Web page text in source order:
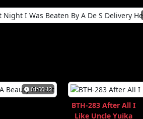
01:00:12
BTH-283 After All I
Like Uncle Yuika